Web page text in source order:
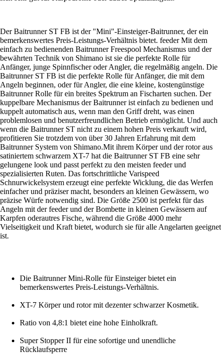
Der Baitrunner ST FB ist der "Mini"-Einsteiger-Baitrunner, der ein
bemerkenswertes Preis-Leistungs-Verhältnis bietet. feeder Mit dem
einfach zu bedienenden Baitrunner Freespool Mechanismus und der
bewährten Technik von Shimano ist sie die perfekte Rolle für
Anfänger, junge Spinnfischer oder Angler, die regelmäßig angeln. Die
Baitrunner ST FB ist die perfekte Rolle für Anfänger, die mit dem
Angeln beginnen, oder für Angler, die eine kleine, kostengünstige
Baitrunner Rolle für ein breites Spektrum an Fischarten suchen. Der
kuppelbare Mechanismus der Baitrunner ist einfach zu bedienen und
kuppelt automatisch aus, wenn man den Griff dreht, was einen
problemlosen und benutzerfreundlichen Betrieb ermöglicht. Und auch
wenn die Baitrunner ST nicht zu einem hohen Preis verkauft wird,
profitieren Sie trotzdem von über 30 Jahren Erfahrung mit dem
Baitrunner System von Shimano.Mit ihrem Körper und der rotor aus
satiniertem schwarzem XT-7 hat die Baitrunner ST FB eine sehr
gelungene look und passt perfekt zu den meisten feeder und
spezialisierten Ruten. Das fortschrittliche Varispeed
Schnurwickelsystem erzeugt eine perfekte Wicklung, die das Werfen
einfacher und präziser macht, besonders an kleinen Gewässern, wo
präzise Würfe notwendig sind. Die Größe 2500 ist perfekt für das
Angeln mit der feeder und der Bombette in kleinen Gewässern auf
Karpfen oderautres Fische, während die Größe 4000 mehr
Vielseitigkeit und Kraft bietet, wodurch sie für alle Angelarten geeignet
ist.
Die Baitrunner Mini-Rolle für Einsteiger bietet ein
bemerkenswertes Preis-Leistungs-Verhältnis.
XT-7 Körper und rotor mit dezenter schwarzer Kosmetik.
Ratio von 4,8:1 bietet eine hohe Einholkraft.
Super Stopper II für eine sofortige und unendliche
Rücklaufsperre